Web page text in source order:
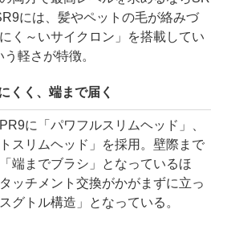
には、髪やペットの毛が絡みづ
く～いサイクロン」を搭載してい
軽さが特徴。
くく、端まで届く
に「パワフルスリムヘッド」、
スリムヘッド」を採用。壁際まで
端までブラシ」となっているほ
ッチメント交換がかがまずに立っ
グトル構造」となっている。